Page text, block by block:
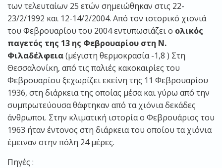
των τελευταίων 25 ετών σημειώθηκαν στις 22-
23/2/1992 και 12-14/2/2004. Από τον ιστορικό χιονιά
του Φεβρουαρίου του 2004 εντυπωσιάζει ο ολικός
παγετός της 13 ης Φεβρουαρίου στη Ν.
Φιλαδέλφεια(μέγιστη θερμοκρασία -1,8 ) Στη
Θεσσαλονίκη, από τις παλιές κακοκαιρίες του
Φεβρουαρίου ξεχωρίζει εκείνη της 11 Φεβρουαρίου
1936, στη διάρκεια της οποίας μέσα και γύρω από την
συμπρωτεύουσα θάφτηκαν από τα χιόνια δεκάδες
άνθρωποι. Στην κλιματική ιστορία ο Φεβρουάριος του
1963 ήταν έντονος στη διάρκεια του οποίου τα χιόνια
έμειναν στην πόλη 24 μέρες.
Πηγές :